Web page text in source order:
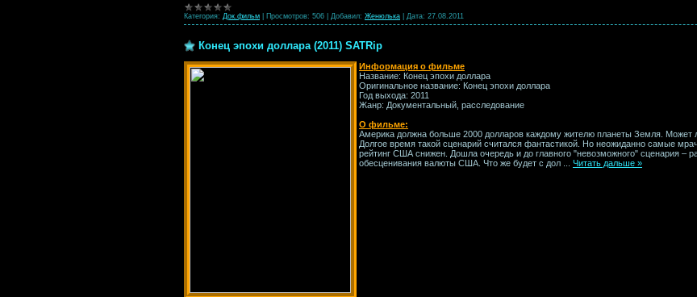
Категория: Док.фильм Просмотров: 506 Добавил: Женюлька Дата: 27.08.2011
Конец эпохи доллара (2011) SATRip
Информация о фильме
Название: Конец эпохи доллара
Оригинальное название: Конец эпохи доллара
Год выхода: 2011
Жанр: Документальный, расследование
О фильме:
Америка должна больше 2000 долларов каждому жителю планеты Земля. Может
Долгое время такой сценарий считался фантастикой. Но неожиданно самые
рейтинг США снижен. Дошла очередь и до главного "невозможного" сценария –
обесценивания валюты США. Что же будет с дол
Читать дальше »